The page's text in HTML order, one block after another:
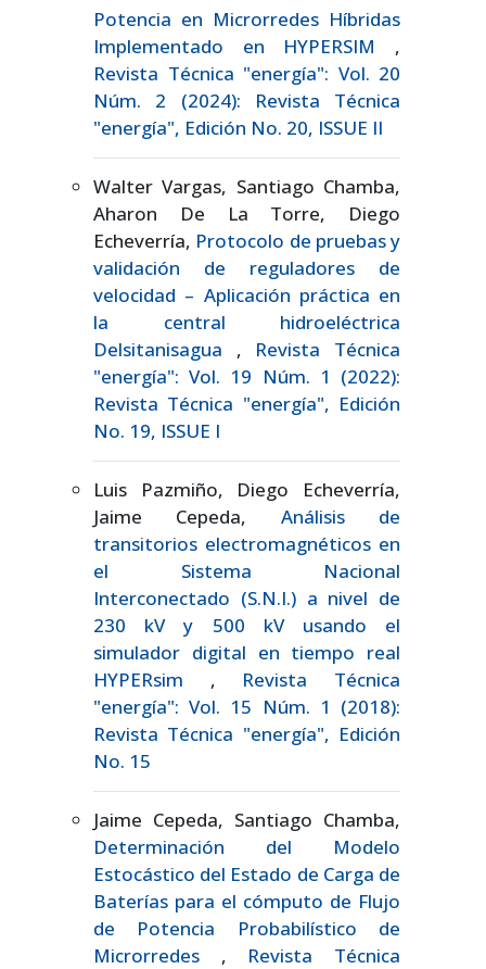
Potencia en Microrredes Híbridas
Implementado en HYPERSIM ,
Revista Técnica "energía": Vol. 20
Núm. 2 (2024): Revista Técnica
"energía", Edición No. 20, ISSUE II
Walter Vargas, Santiago Chamba,
Aharon De La Torre, Diego
Echeverría, Protocolo de pruebas y
validación de reguladores de
velocidad – Aplicación práctica en
la central hidroeléctrica
Delsitanisagua , Revista Técnica
"energía": Vol. 19 Núm. 1 (2022):
Revista Técnica "energía", Edición
No. 19, ISSUE I
Luis Pazmiño, Diego Echeverría,
Jaime Cepeda, Análisis de
transitorios electromagnéticos en
el Sistema Nacional
Interconectado (S.N.I.) a nivel de
230 kV y 500 kV usando el
simulador digital en tiempo real
HYPERsim , Revista Técnica
"energía": Vol. 15 Núm. 1 (2018):
Revista Técnica "energía", Edición
No. 15
Jaime Cepeda, Santiago Chamba,
Determinación del Modelo
Estocástico del Estado de Carga de
Baterías para el cómputo de Flujo
de Potencia Probabilístico de
Microrredes , Revista Técnica